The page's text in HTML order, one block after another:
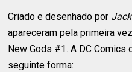
Criado e desenhado por
apareceram pela primeira
New Gods #1. A DC Comics
seguinte forma: